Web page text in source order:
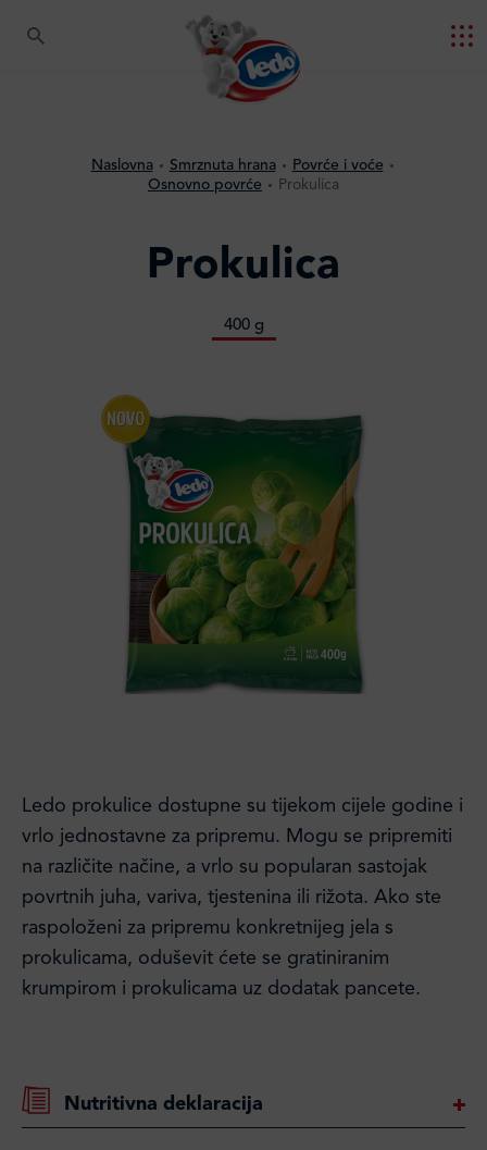
Naslovna Smrznuta hrana
Povrće i voće
Osnovno povrće
Prokulica
Prokulica
400 g
Ledo prokulice dostupne su tijekom cijele godine i
vrlo jednostavne za pripremu. Mogu se pripremiti
na različite načine, a vrlo su popularan sastojak
povrtnih juha, variva, tjestenina ili rižota. Ako ste
raspoloženi za pripremu konkretnijeg jela s
prokulicama, oduševit ćete se gratiniranim
krumpirom i prokulicama uz dodatak pancete.
Nutritivna deklaracija